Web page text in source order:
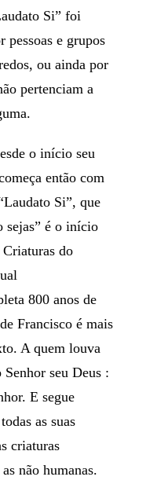
Si” foi
pessoas e grupos
ou ainda por
pertenciam a
o início seu
então com
Si”, que
sejas” é o início
do
800 anos de
Francisco é mais
A quem louva
seu Deus :
E segue
as suas
criaturas
não humanas.